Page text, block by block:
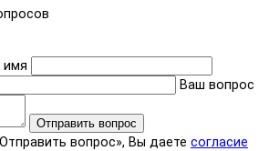
имя
Ваш вопрос
Отправить вопрос
вопрос», Вы даете согласие